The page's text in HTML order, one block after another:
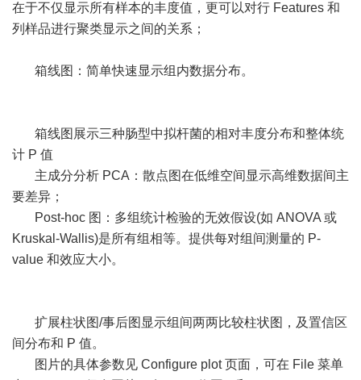
在于不仅显示所有样本的丰度值，更可以对行 Features 和
列样品进行聚类显示之间的关系；
箱线图：简单快速显示组内数据分布。
箱线图展示三种肠型中拟杆菌的相对丰度分布和整体统
计 P 值
主成分分析 PCA：散点图在低维空间显示高维数据间主
要差异；
Post-hoc 图：多组统计检验的无效假设(如 ANOVA 或
Kruskal-Wallis)是所有组相等。提供每对组间测量的 P-
value 和效应大小。
扩展柱状图/事后图显示组间两两比较柱状图，及置信区
间分布和 P 值。
图片的具体参数见 Configure plot 页面，可在 File 菜单